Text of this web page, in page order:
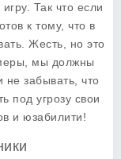
Так что если
к тому, что в
Жесть, но это
мы должны
не забывать, что
под угрозу свои
и юзабилити!